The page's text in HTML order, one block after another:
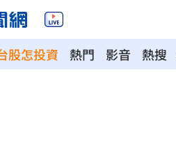
股怎投資 熱門 影音 熱搜